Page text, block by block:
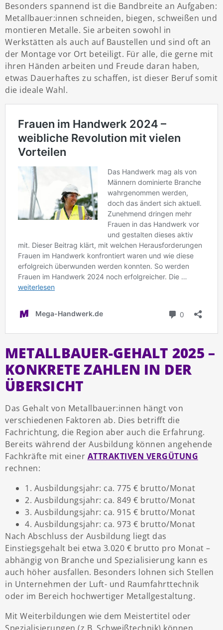
Besonders spannend ist die Bandbreite an Aufgaben:
Metallbauer:innen schneiden, biegen, schweißen und
montieren Metalle. Sie arbeiten sowohl in
Werkstätten als auch auf Baustellen und sind oft an
der Montage vor Ort beteiligt. Für alle, die gerne mit
ihren Händen arbeiten und Freude daran haben,
etwas Dauerhaftes zu schaffen, ist dieser Beruf somit
die ideale Wahl.
METALLBAUER-GEHALT 2025 –
KONKRETE ZAHLEN IN DER
ÜBERSICHT
Das Gehalt von Metallbauer:innen hängt von
verschiedenen Faktoren ab. Dies betrifft die
Fachrichtung, die Region aber auch die Erfahrung.
Bereits während der Ausbildung können angehende
Fachkräfte mit einer ATTRAKTIVEN VERGÜTUNG
rechnen:
1. Ausbildungsjahr: ca. 775 € brutto/Monat
2. Ausbildungsjahr: ca. 849 € brutto/Monat
3. Ausbildungsjahr: ca. 915 € brutto/Monat
4. Ausbildungsjahr: ca. 973 € brutto/Monat
Nach Abschluss der Ausbildung liegt das
Einstiegsgehalt bei etwa 3.020 € brutto pro Monat –
abhängig von Branche und Spezialisierung kann es
auch höher ausfallen. Besonders lohnen sich Stellen
in Unternehmen der Luft- und Raumfahrttechnik
oder im Bereich hochwertiger Metallgestaltung.
Mit Weiterbildungen wie dem Meistertitel oder